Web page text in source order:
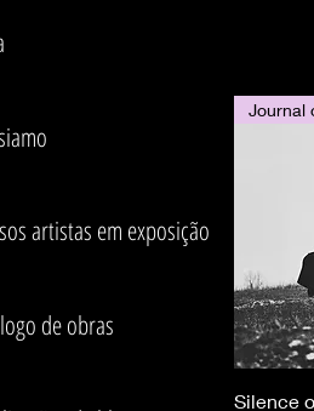
Journal
Silence
artistas em exposição
de obras